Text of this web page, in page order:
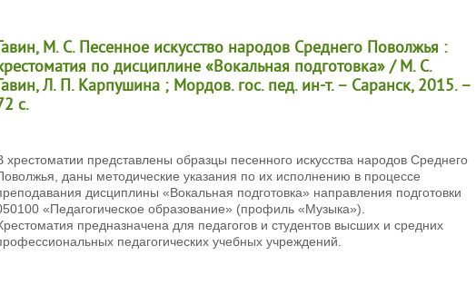
М. С. Песенное искусство народов Среднего Поволжья :
по дисциплине «Вокальная подготовка» / М. С.
Л. П. Карпушина ; Мордов. гос. пед. ин-т. – Саранск, 2015. –
с.
хрестоматии представлены образцы песенного искусства народов Среднего
даны методические указания по их исполнению в процессе
дисциплины «Вокальная подготовка» направления подготовки
«Педагогическое образование» (профиль «Музыка»).
предназначена для педагогов и студентов высших и средних
педагогических учебных учреждений.